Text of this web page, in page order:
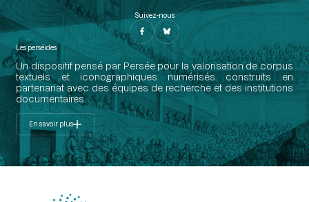
Suivez-nous
Les perséides
Un dispositif pensé par Persée pour la valorisation de corpus
textuels et iconographiques numérisés construits en
partenariat avec des équipes de recherche et des institutions
documentaires.
En savoir plus